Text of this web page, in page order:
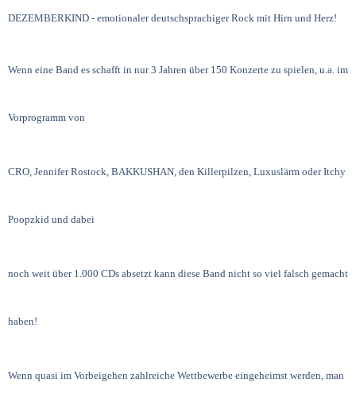
DEZEMBERKIND -­ emotionaler deutschsprachiger Rock mit Hirn und Herz!
Wenn eine Band es schafft in nur 3 Jahren über 150 Konzerte zu spielen, u.a. im
Vorprogramm von
CRO, Jennifer Rostock, BAKKUSHAN, den Killerpilzen, Luxuslärm oder Itchy
Poopzkid und dabei
noch weit über 1.000 CDs absetzt kann diese Band nicht so viel falsch gemacht
haben!
Wenn quasi im Vorbeigehen zahlreiche Wettbewerbe eingeheimst werden, man